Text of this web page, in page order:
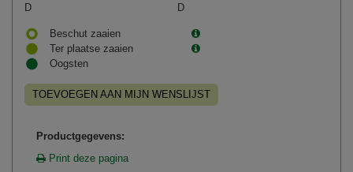
D
D
Beschut zaaien
Ter plaatse zaaien
Oogsten
TOEVOEGEN AAN MIJN WENSLIJST
Productgegevens:
Print deze pagina